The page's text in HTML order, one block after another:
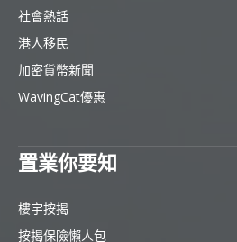
社會熱話
港人移民
加密貨幣新聞
WavingCat優惠
置業你要知
樓宇按揭
按揭保險懶人包